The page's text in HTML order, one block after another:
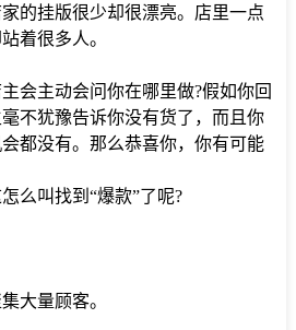
的挂版很少却很漂亮。店里一点
着很多人。
会主动会问你在哪里做?假如你回
不犹豫告诉你没有货了，而且你
都没有。那么恭喜你，你有可能
么叫找到“爆款”了呢?
大量顾客。